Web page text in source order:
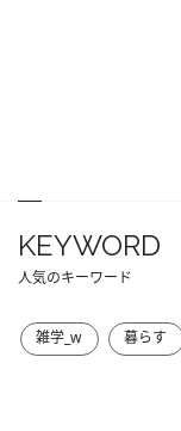
KEYWORD
人気のキーワード
雑学_w 暮らす